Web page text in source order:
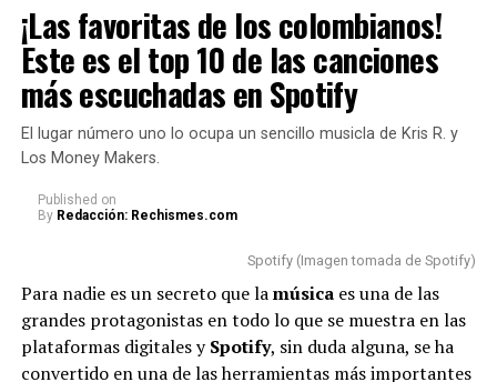
Lee también: “No puedo más”: La Blanquita reveló,
destrozada en llanto, que terminó con Naim por las
faltas de respeto
Como era de esperarse, los internautas no tardaron en
reaccionar en redes sociales y opinar sobre las razones
por las cuales
Cabe aclarar que, en medio del concierto, la famosa
se debía a la emoción que estaba viviendo junto a
ellos.
“Me siento supremamente
¡Las favoritas de los colombianos!
Este es el top 10 de las canciones
más escuchadas en Spotify
El lugar número uno lo ocupa un sencillo musicla de Kris R. y
Los Money Makers.
Published on
By Redacción: Rechismes.com
Spotify (Imagen tomada de Spotify)
Para nadie es un secreto que lamúsicaes una de las
grandes protagonistas en todo lo que se muestra en las
plataformas digitales ySpotify, sin duda alguna, se ha
convertido en una de las herramientas más importantes